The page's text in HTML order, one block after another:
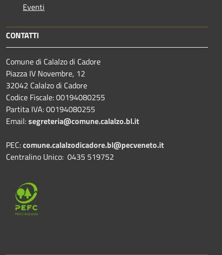
Eventi
CONTATTI
Comune di Calalzo di Cadore
Piazza IV Novembre, 12
32042 Calalzo di Cadore
Codice Fiscale: 00194080255
Partita IVA: 00194080255
Email:segreteria@comune.calalzo.bl.it
PEC:comune.calalzodicadore.bl@pecveneto.it
Centralino Unico: 0435 519752